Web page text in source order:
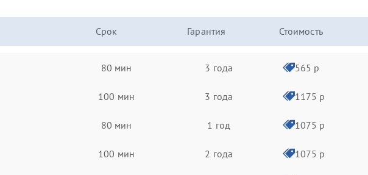
Срок Гарантия Стоимость
80 мин 3 года 565 р
100 мин 3 года 1175 р
80 мин 1 год 1075 р
100 мин 2 года 1075 р